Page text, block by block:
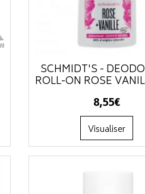
SCHMIDT'S -
ROLL-ON ROSE
8,55€
Visualiser